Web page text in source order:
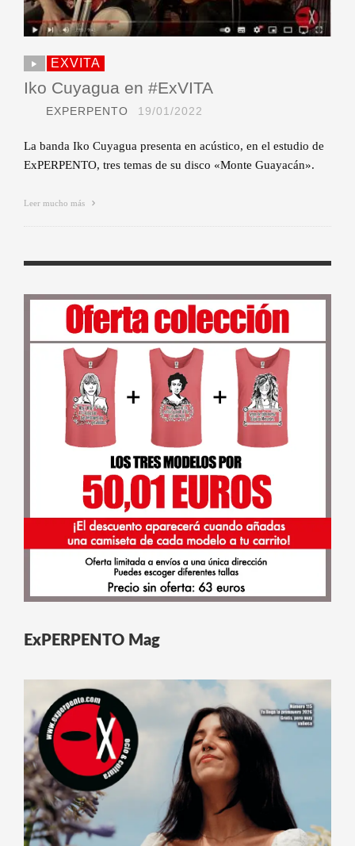
EXVITA
Iko Cuyagua en #ExVITA
EXPERPENTO 19/01/2022
La banda Iko Cuyagua presenta en acústico, en el estudio de
ExPERPENTO, tres temas de su disco «Monte Guayacán».
Leer mucho más
ExPERPENTO Mag